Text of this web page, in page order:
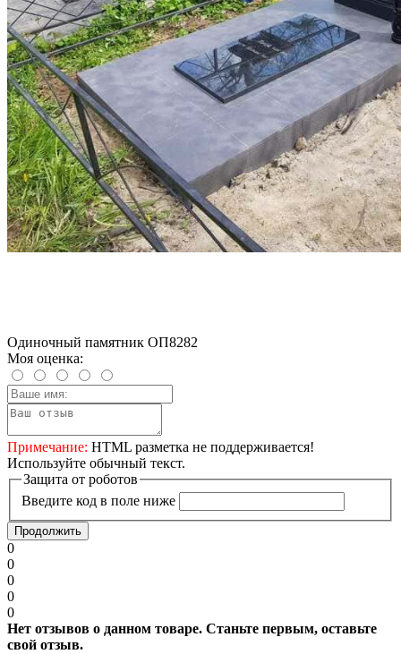
Одиночный памятник ОП8282
Моя оценка:
Примечание: HTML разметка не поддерживается!
Используйте обычный текст.
Защита от роботов
Введите код в поле ниже
Продолжить
0
0
0
0
0
Нет отзывов о данном товаре. Станьте первым, оставьте
свой отзыв.